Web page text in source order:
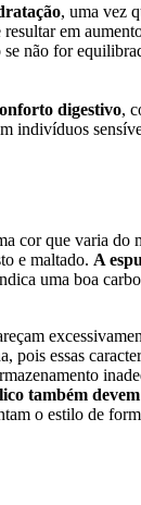
, uma vez
em
se não for
digestivo,
indivíduos
cor que varia do
e maltado. A
uma boa
pois essas
também
o estilo de